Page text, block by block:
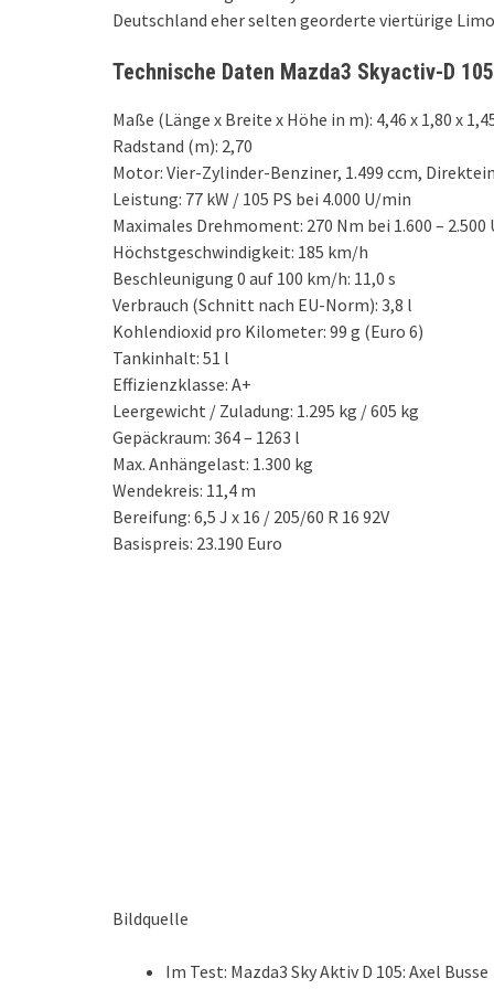
Deutschland eher selten georderte viertürige
Technische Daten Mazda3 Skyactiv-D 105
Maße (Länge x Breite x Höhe in m): 4,46 x 1,80 x
Radstand (m): 2,70
Motor: Vier-Zylinder-Benziner, 1.499 ccm,
Leistung: 77 kW / 105 PS bei 4.000 U/min
Maximales Drehmoment: 270 Nm bei 1.600 –
Höchstgeschwindigkeit: 185 km/h
Beschleunigung 0 auf 100 km/h: 11,0 s
Verbrauch (Schnitt nach EU-Norm): 3,8 l
Kohlendioxid pro Kilometer: 99 g (Euro 6)
Tankinhalt: 51 l
Effizienzklasse: A+
Leergewicht / Zuladung: 1.295 kg / 605 kg
Gepäckraum: 364 – 1263 l
Max. Anhängelast: 1.300 kg
Wendekreis: 11,4 m
Bereifung: 6,5 J x 16 / 205/60 R 16 92V
Basispreis: 23.190 Euro
Bildquelle
Im Test: Mazda3 Sky Aktiv D 105: Axel Busse